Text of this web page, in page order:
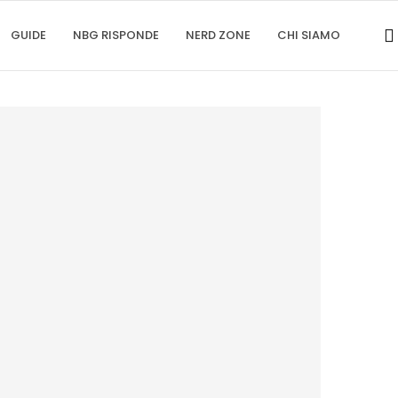
GUIDE NBG RISPONDE NERD ZONE CHI SIAMO